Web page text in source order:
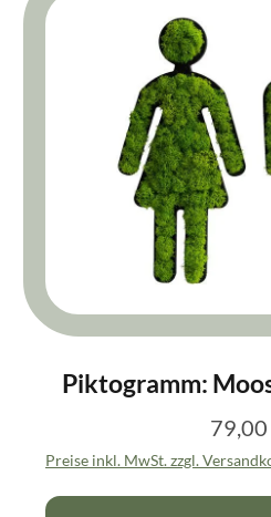
Piktogramm:
79,00
Preise inkl. MwSt. zzgl.